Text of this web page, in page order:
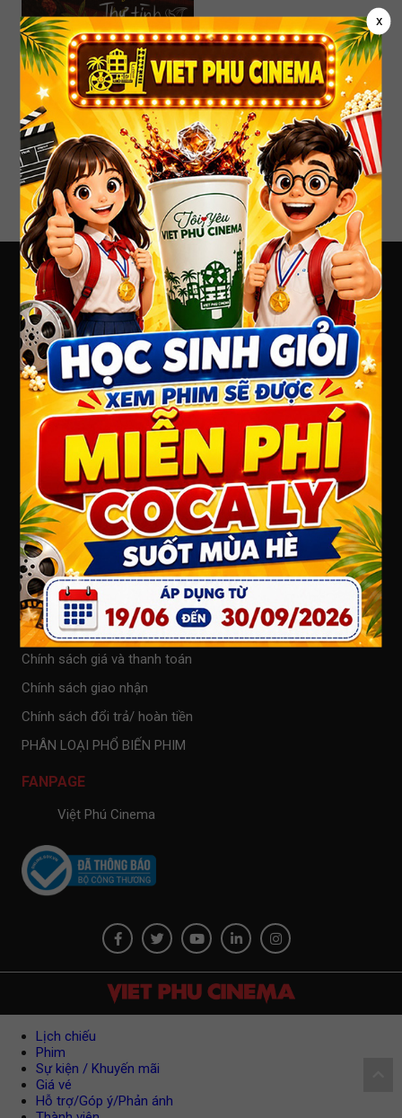
T13
114'
Dear You: Thư Tình Gửi Ngoại
21:30
2D Lồng
tiếng
x
VIỆT PHÚ CINEMA
CÔNG TY TNHH DỊCH VỤ NGUỒN MỚI
Số ĐKKD : 3502124082 - cấp ngày : 19/04/2012 tại Sở
KHĐT Tỉnh BRVT
Địa chỉ : 7 Lê Hồng Phong, Phường 7, Thành phố Vũng
Tàu, Bà Rịa - Vũng Tàu
Điện thoại: 0254 3573 655
Website: www.vietphucinema.com
GIỚI THIỆU
Việt Phú Cinema Vũng Tàu
QUY ĐỊNH CHÍNH SÁCH
Chính sách bảo mật thông tin
Chính sách giá và thanh toán
Chính sách giao nhận
Chính sách đổi trả/ hoàn tiền
PHÂN LOẠI PHỔ BIẾN PHIM
FANPAGE
Việt Phú Cinema
Lịch chiếu
Phim
Sự kiện / Khuyến mãi
Giá vé
Hỗ trợ/Góp ý/Phản ánh